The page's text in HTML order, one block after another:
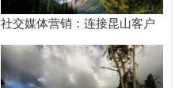
社交媒体营销：连接昆山客户
的桥梁